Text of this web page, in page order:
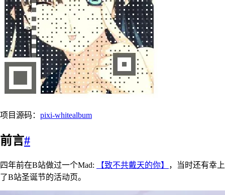
项目源码： pixi-whitealbum
前言#
四年前在B站做过一个Mad: 【致不共戴天的你】
，当时还有幸上
了B站圣诞节的活动页。